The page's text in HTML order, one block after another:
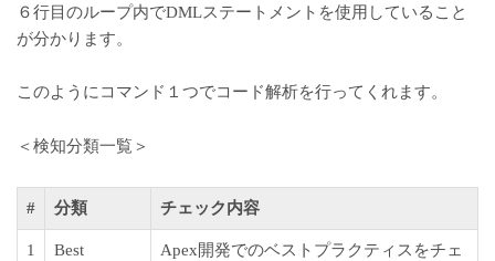
６行目のループ内でDMLステートメントを使用していること
が分かります。
このようにコマンド１つでコード解析を行ってくれます。
＜検知分類一覧＞
# 分類 チェック内容
1
Best
Apex開発でのベストプラクティスをチェ